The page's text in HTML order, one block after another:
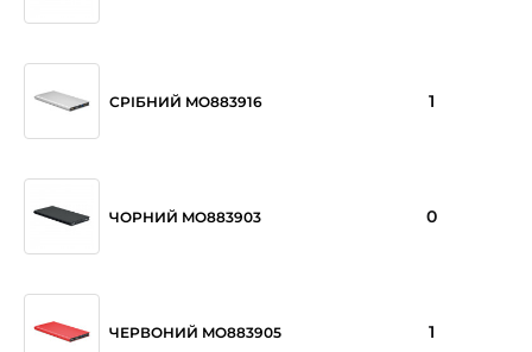
СРІБНИЙ MO883916 1
ЧОРНИЙ MO883903 0
ЧЕРВОНИЙ MO883905 1